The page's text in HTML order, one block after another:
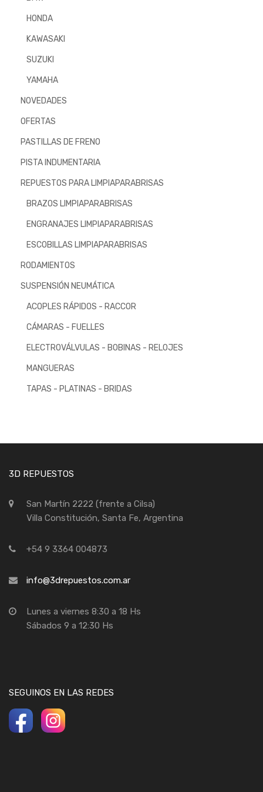
HONDA
KAWASAKI
SUZUKI
YAMAHA
NOVEDADES
OFERTAS
PASTILLAS DE FRENO
PISTA INDUMENTARIA
REPUESTOS PARA LIMPIAPARABRISAS
BRAZOS LIMPIAPARABRISAS
ENGRANAJES LIMPIAPARABRISAS
ESCOBILLAS LIMPIAPARABRISAS
RODAMIENTOS
SUSPENSIÓN NEUMÁTICA
ACOPLES RÁPIDOS - RACCOR
CÁMARAS - FUELLES
ELECTROVÁLVULAS - BOBINAS - RELOJES
MANGUERAS
TAPAS - PLATINAS - BRIDAS
3D REPUESTOS
San Martín 2222 (frente a Cilsa)
Villa Constitución, Santa Fe, Argentina
+54 9 3364 004873
info@3drepuestos.com.ar
Lunes a viernes 8:30 a 18 Hs
Sábados 9 a 12:30 Hs
SEGUINOS EN LAS REDES